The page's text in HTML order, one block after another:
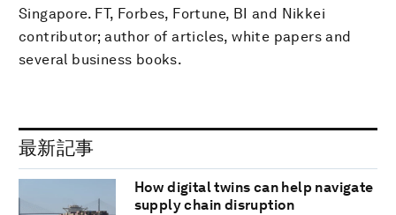
Singapore. FT, Forbes, Fortune, BI and Nikkei
contributor; author of articles, white papers and
several business books.
最新記事
How digital twins can help navigate
supply chain disruption